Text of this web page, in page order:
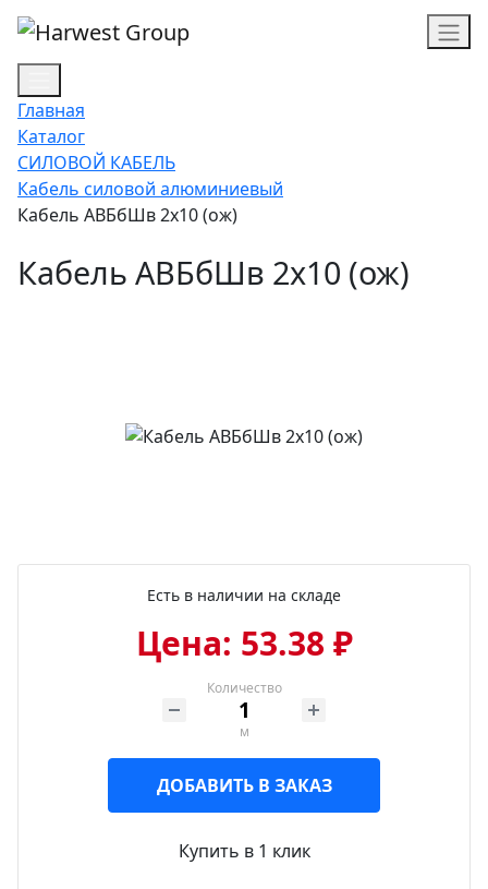
Главная
Каталог
СИЛОВОЙ КАБЕЛЬ
Кабель силовой алюминиевый
Кабель АВБбШв 2х10 (ож)
Кабель АВБбШв 2х10 (ож)
Есть в наличии на складе
Цена: 53.38 ₽
Количество
м
ДОБАВИТЬ В ЗАКАЗ
Купить в 1 клик